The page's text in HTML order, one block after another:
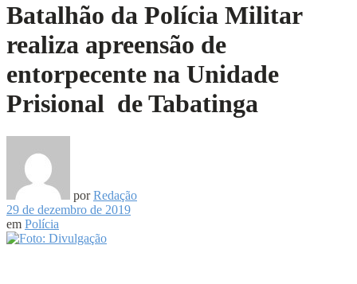
Batalhão da Polícia Militar
realiza apreensão de
entorpecente na Unidade
Prisional de Tabatinga
por Redação
29 de dezembro de 2019
em Polícia